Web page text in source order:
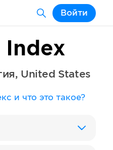
Войти
Index
, United States
и что это такое?